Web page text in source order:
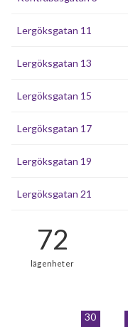
Lergöksgatan 11
Lergöksgatan 13
Lergöksgatan 15
Lergöksgatan 17
Lergöksgatan 19
Lergöksgatan 21
30